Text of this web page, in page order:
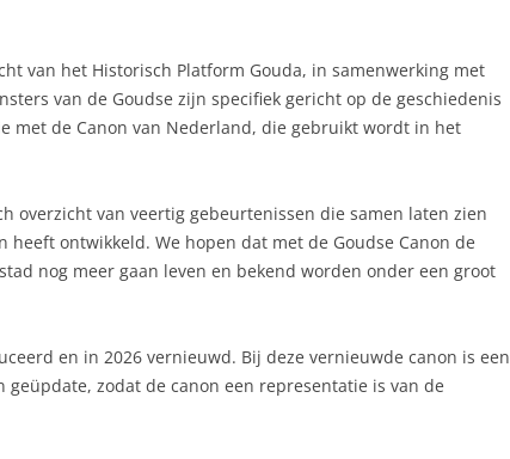
van het Historisch Platform Gouda, in samenwerking met
van de Goudse zijn specifiek gericht op de geschiedenis
met de Canon van Nederland, die gebruikt wordt in het
overzicht van veertig gebeurtenissen die samen laten zien
heeft ontwikkeld. We hopen dat met de Goudse Canon de
nog meer gaan leven en bekend worden onder een groot
en in 2026 vernieuwd. Bij deze vernieuwde canon is een
zodat de canon een representatie is van de